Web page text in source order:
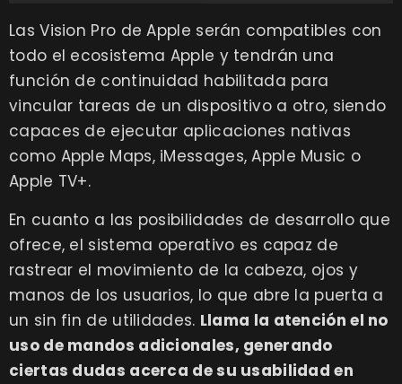
Las Vision Pro de Apple serán compatibles con
todo el ecosistema Apple y tendrán una
función de continuidad habilitada para
vincular tareas de un dispositivo a otro, siendo
capaces de ejecutar aplicaciones nativas
como Apple Maps, iMessages, Apple Music o
Apple TV+.
En cuanto a las posibilidades de desarrollo que
ofrece, el sistema operativo es capaz de
rastrear el movimiento de la cabeza, ojos y
manos de los usuarios, lo que abre la puerta a
un sin fin de utilidades. Llama la atención el no
uso de mandos adicionales, generando
ciertas dudas acerca de su usabilidad en